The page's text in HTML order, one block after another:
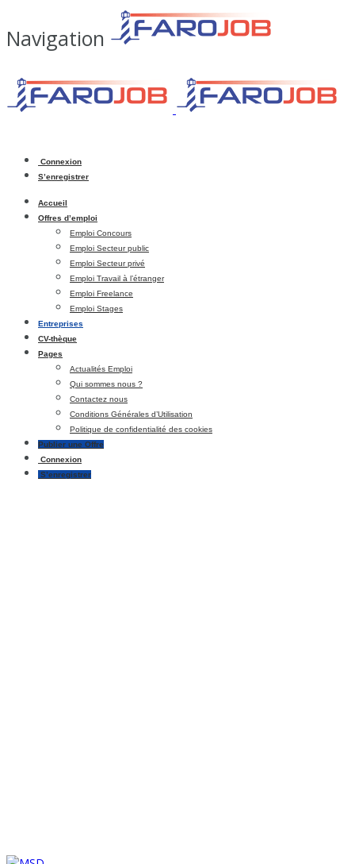
Navigation
Connexion
S’enregistrer
Accueil
Offres d’emploi
Emploi Concours
Emploi Secteur public
Emploi Secteur privé
Emploi Travail à l’étranger
Emploi Freelance
Emploi Stages
Entreprises
CV-thèque
Pages
Actualités Emploi
Qui sommes nous ?
Contactez nous
Conditions Générales d’Utilisation
Politique de confidentialité des cookies
Publier une Offre
Connexion
S’enregistrer